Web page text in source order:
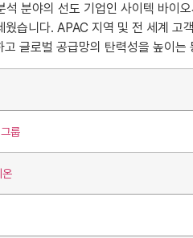
분야의 선도 기업인 사이텍 바
습니다. APAC 지역 및 전 세계
글로벌 공급망의 탄력성을 높이
룹